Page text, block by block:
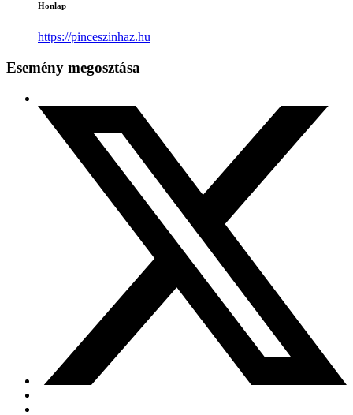
Honlap
https://pinceszinhaz.hu
Esemény megosztása